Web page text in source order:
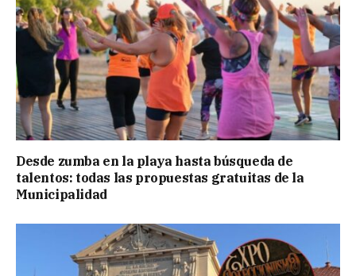
Desde zumba en la playa hasta búsqueda de
talentos: todas las propuestas gratuitas de la
Municipalidad